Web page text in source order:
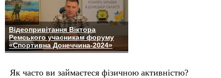
Відеопривітання Віктора
Ремського учасникам форуму
«Спортивна Донеччина-2024»
Як часто ви займаєтеся фізичною активністю?